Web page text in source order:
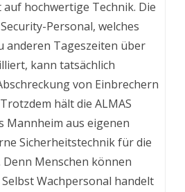
hochwertige Technik. Die
Personal, welches
anderen Tageszeiten über
kann tatsächlich
von Einbrechern
hält die ALMAS
Mannheim aus eigenen
Sicherheitstechnik für die
Menschen können
Wachpersonal handelt